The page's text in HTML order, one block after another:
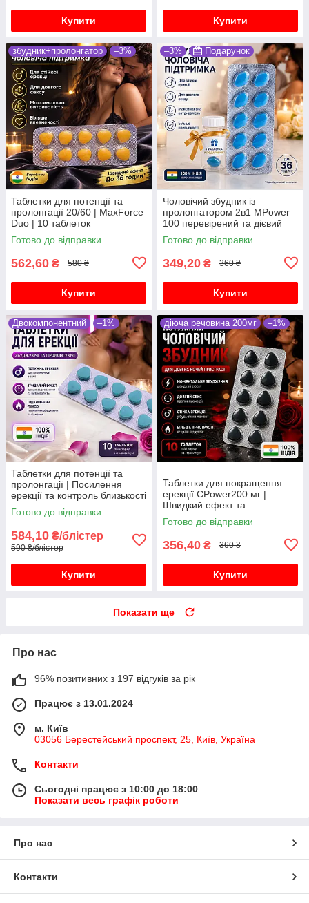
Купити Купити
збудник+пролонгатор –3%
Таблетки для потенції та
пролонгації 20/60 | MaxForce
Duo | 10 таблеток
Готово до відправки
562,60 ₴ 580 ₴
Купити
–3% Подарунок
Чоловічий збудник із
пролонгатором 2в1 MPower
100 перевірений та дієвий
препарат 10 таблеток
Готово до відправки
349,20 ₴ 360 ₴
Купити
Двокомпонентний –1%
Таблетки для потенції та
пролонгації | Посилення
ерекції та контроль близькості
10 таблеток
Готово до відправки
584,10 ₴/блістер
590 ₴/блістер
Купити
діюча речовина 200мг –1%
Таблетки для покращення
ерекції CPower200 мг |
Швидкий ефект та
впевненість у собі
Готово до відправки
356,40 ₴ 360 ₴
Купити
Показати ще
Про нас
96% позитивних з 197 відгуків за рік
Працює з 13.01.2024
м. Київ
03056 Берестейський проспект, 25, Київ, Україна
Контакти
Сьогодні працює з 10:00 до 18:00
Показати весь графік роботи
Про нас
Контакти